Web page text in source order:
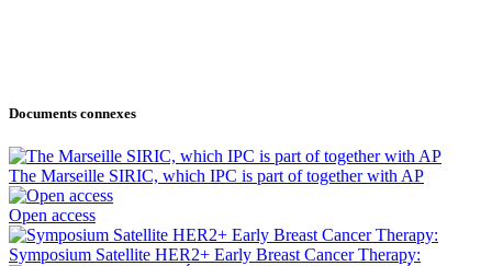
Documents connexes
The Marseille SIRIC, which IPC is part of together with AP
Open access
Symposium Satellite HER2+ Early Breast Cancer Therapy: